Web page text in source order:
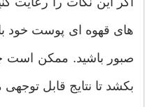
های قهوه ای پوست خود
صبور باشید. ممکن است
بکشد تا نتایج قابل